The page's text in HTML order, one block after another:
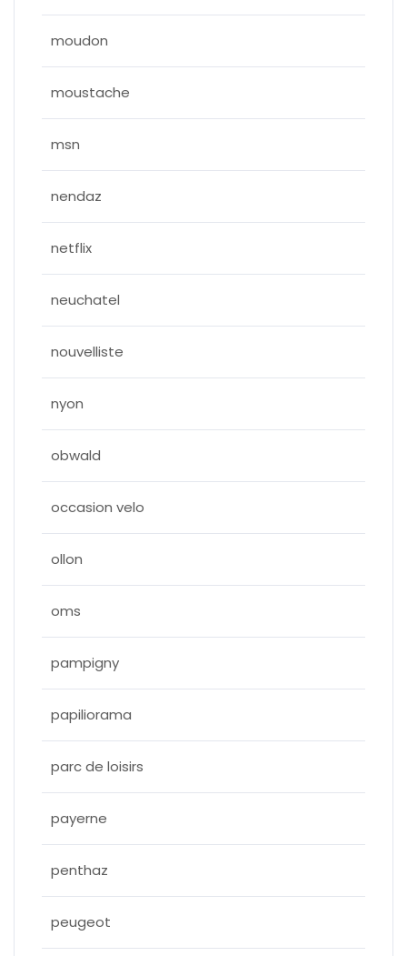
moudon
moustache
msn
nendaz
netflix
neuchatel
nouvelliste
nyon
obwald
occasion velo
ollon
oms
pampigny
papiliorama
parc de loisirs
payerne
penthaz
peugeot